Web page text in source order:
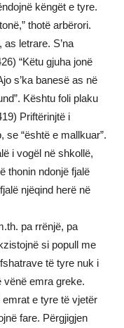
këngët e tyre.
thotë arbërori.
as letrare. S’na
“Këtu gjuha jonë
s’ka banesë as në
Kështu foli plaku
Priftërinjtë i
se “është e mallkuar”.
i vogël në shkollë,
thonin ndonjë fjalë
njëqind herë në
pa rrënjë, pa
si popull me
të tyre nuk i
vënë emra greke.
e tyre të vjetër
fare. Përgjigjen